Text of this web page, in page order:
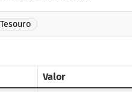
Tesouro
Valor